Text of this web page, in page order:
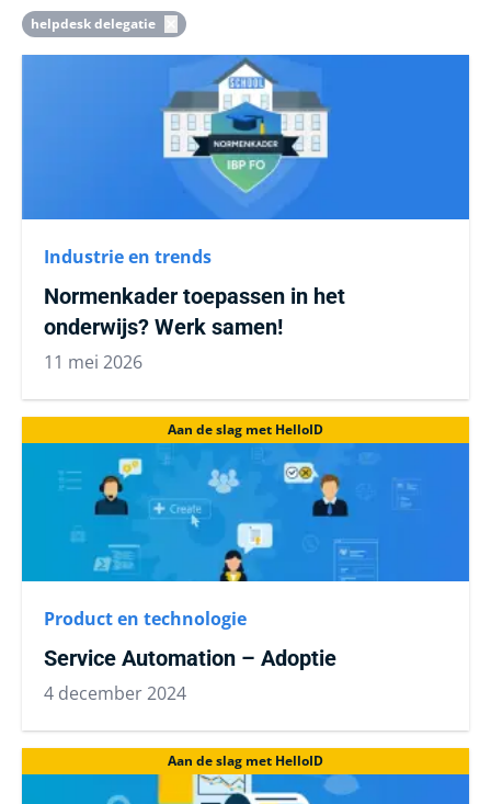
helpdesk delegatie
Industrie en trends
Normenkader toepassen in het
onderwijs? Werk samen!
11 mei 2026
Aan de slag met HelloID
Product en technologie
Service Automation – Adoptie
4 december 2024
Aan de slag met HelloID